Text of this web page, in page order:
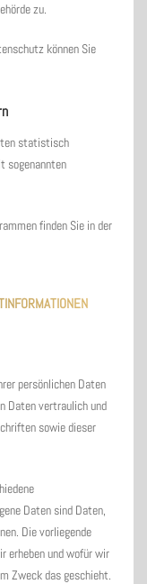
zu.
können Sie
statistisch
sogenannten
finden Sie in der
persönlichen Daten
Daten vertraulich und
sowie dieser
Daten sind Daten,
Die vorliegende
erheben und wofür wir
Zweck das geschieht.